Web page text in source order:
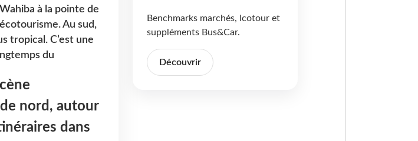
à la pointe de
Au sud,
tropical. C’est une
du
nord, autour
dans
Benchmarks marchés, Icotour et
suppléments Bus&Car.
Découvrir